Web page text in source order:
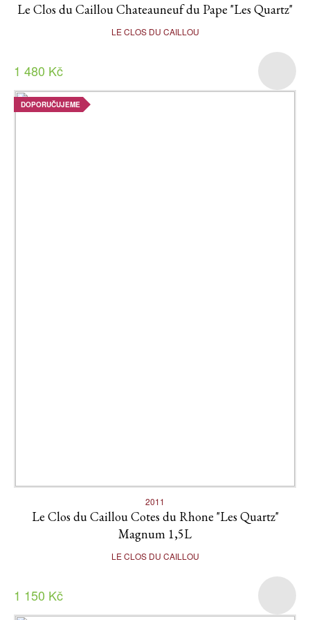
Le Clos du Caillou Chateauneuf du Pape "Les Quartz"
LE CLOS DU CAILLOU
1 480 Kč
DOPORUČUJEME
2011
Le Clos du Caillou Cotes du Rhone "Les Quartz"
Magnum 1,5L
LE CLOS DU CAILLOU
1 150 Kč